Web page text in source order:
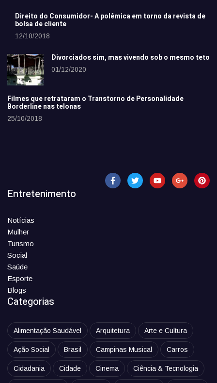
Direito do Consumidor- A polêmica em torno da revista de
bolsa de cliente
12/10/2018
Divorciados sim, mas vivendo sob o mesmo teto
01/12/2020
Filmes que retrataram o Transtorno de Personalidade
Borderline nas telonas
25/10/2018
Entretenimento
Notícias
Mulher
Turismo
Social
Saúde
Esporte
Blogs
Categorias
Alimentação Saudável Arquitetura Arte e Cultura
Ação Social Brasil Campinas Musical Carros
Cidadania Cidade Cinema Ciência & Tecnologia